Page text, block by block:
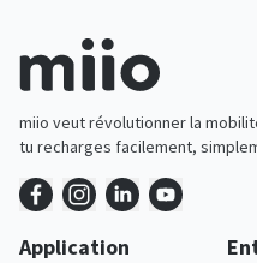
miio veut révolutionner la
tu recharges facilement,
Application